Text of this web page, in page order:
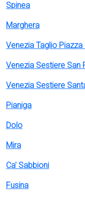
Spinea
Marghera
Venezia Taglio
Venezia Sestiere San
Venezia Sestiere
Pianiga
Dolo
Mira
Ca' Sabbioni
Fusina